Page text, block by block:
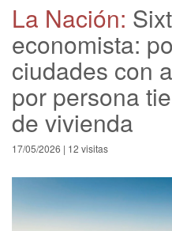
La Nación:
economista:
ciudades con
por persona
de vivienda
17/05/2026 | 12 visitas